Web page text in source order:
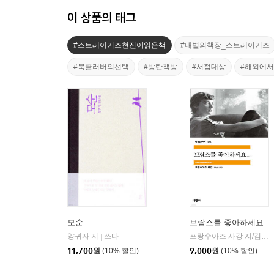
이 상품의 태그
#스트레이키즈현진이읽은책 #내별의책장_스트레이키즈
#북클러버의선택 #방탄책방 #서점대상 #해외에
모순
양귀자 저 | 쓰다
11,700원 (10% 할인)
브람스를 좋아하세요...
9,000원 (10% 할인)